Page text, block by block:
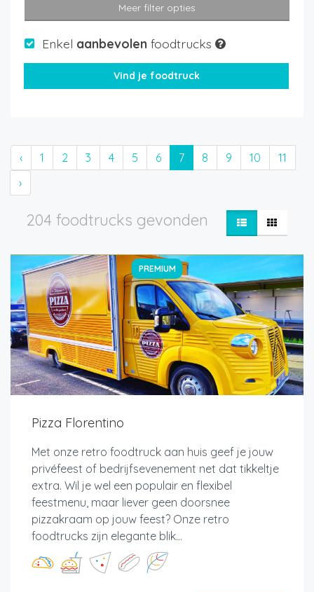
Meer filter opties
Enkel aanbevolen foodtrucks
‹ 1 2 3 4 5 6 7 8 9 10
11
›
204 foodtrucks gevonden
PREMIUM
Pizza Florentino
Met onze retro foodtruck aan huis geef je jouw
privéfeest of bedrijfsevenement net dat tikkeltje
extra. Wil je wel een populair en flexibel
feestmenu, maar liever geen doorsnee
pizzakraam op jouw feest? Onze retro
foodtrucks zijn elegante blik...